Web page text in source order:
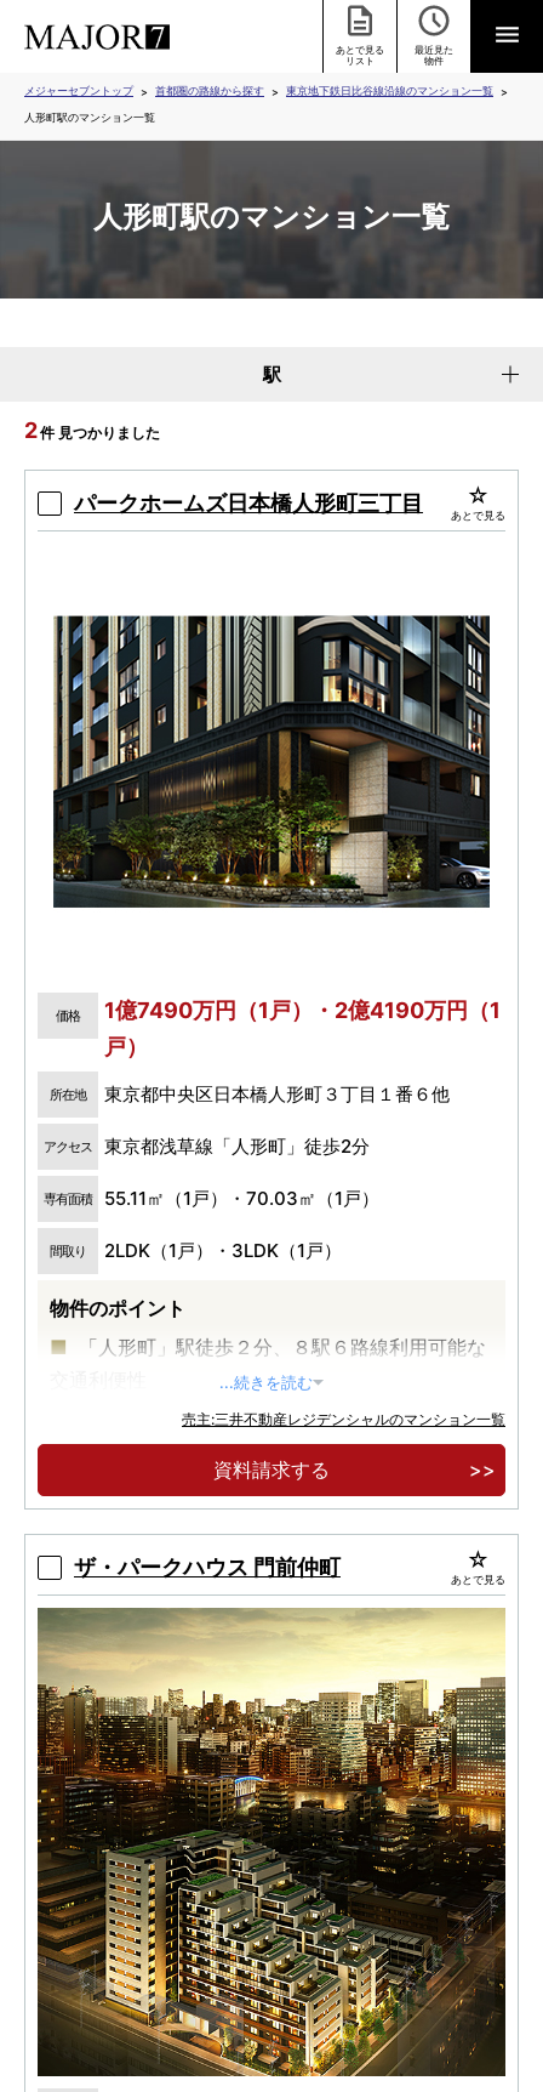
あとで見る
リスト
最近見た
物件
メジャーセブントップ 首都圏の路線から探す
東京地下鉄日比谷線沿線のマンション一覧
人形町駅のマンション一覧
人形町駅のマンション一覧
駅
2件 見つかりました
パークホームズ日本橋人形町三丁目 あとで見る
価格
1億7490万円（1戸）・2億4190万円（1
戸）
所在地 東京都中央区日本橋人形町３丁目１番６他
アクセス 東京都浅草線「人形町」徒歩2分
専有面積 55.11㎡（1戸）・70.03㎡（1戸）
間取り 2LDK（1戸）・3LDK（1戸）
物件のポイント
「人形町」駅徒歩２分、８駅６路線利用可能な
大規模再開発が進む、日本橋エリアが生活圏
伝統×モダン 日本橋の美意識薫るデザイン
...続きを読む
売主:三井不動産レジデンシャルのマンション一覧
資料請求する
ザ・パークハウス 門前仲町 あとで見る